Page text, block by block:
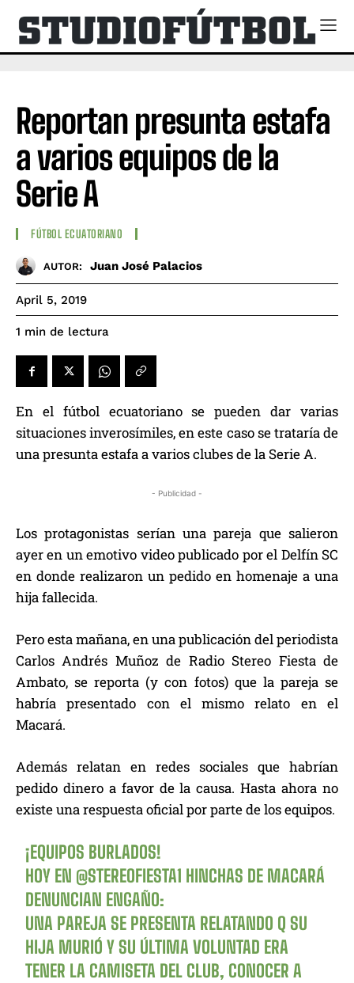
Reportan presunta estafa
a varios equipos de la
Serie A
FÚTBOL ECUATORIANO
AUTOR: Juan José Palacios
April 5, 2019
1 min de lectura
En el fútbol ecuatoriano se pueden dar varias
situaciones inverosímiles, en este caso se trataría de
una presunta estafa a varios clubes de la Serie A.
- Publicidad -
Los protagonistas serían una pareja que salieron
ayer en un emotivo video publicado por el Delfín SC
en donde realizaron un pedido en homenaje a una
hija fallecida.
Pero esta mañana, en una publicación del periodista
Carlos Andrés Muñoz de Radio Stereo Fiesta de
Ambato, se reporta (y con fotos) que la pareja se
habría presentado con el mismo relato en el
Macará.
Además relatan en redes sociales que habrían
pedido dinero a favor de la causa. Hasta ahora no
existe una respuesta oficial por parte de los equipos.
¡EQUIPOS BURLADOS!
HOY EN @STEREOFIESTA1 HINCHAS DE MACARÁ
DENUNCIAN ENGAÑO:
UNA PAREJA SE PRESENTA RELATANDO Q SU
HIJA MURIÓ Y SU ÚLTIMA VOLUNTAD ERA
TENER LA CAMISETA DEL CLUB, CONOCER A